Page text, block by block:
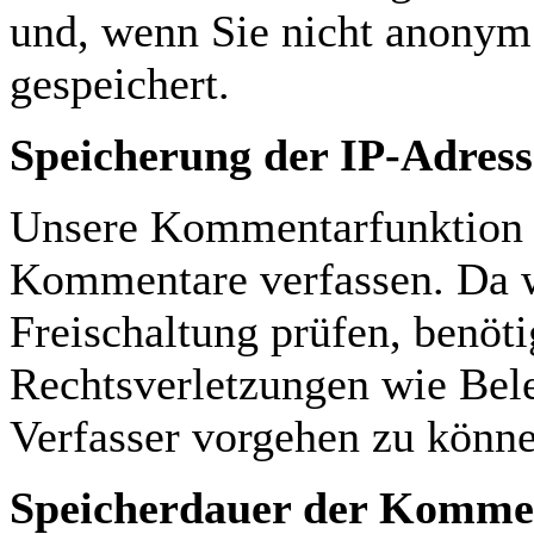
und, wenn Sie nicht
gespeichert.
Speicherung der IP-
Unsere
Kommentare verfassen.
Freischaltung prüfen,
Rechtsverletzungen wie
Verfasser vorgehen zu
Speicherdauer der